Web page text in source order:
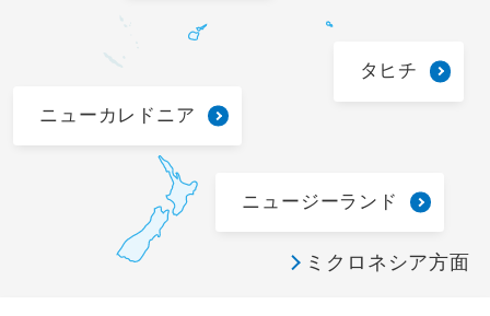
ニュージーランド
タヒチ
ニューカレドニア
ミクロネシア方面